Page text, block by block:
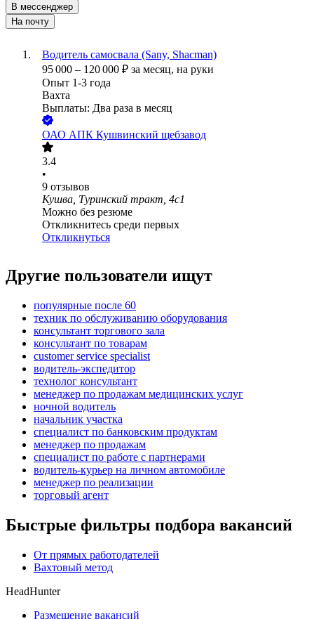
В мессенджер
На почту
Водитель самосвала (Sany, Shacman)
95 000 – 120 000 ₽ за месяц, на руки
Опыт 1-3 года
Вахта
Выплаты: Два раза в месяц
ОАО АПК Кушвинский щебзавод
3.4
•
9 отзывов
Кушва, Туринский тракт, 4с1
Можно без резюме
Откликнитесь среди первых
Откликнуться
Другие пользователи ищут
популярные после 60
техник по обслуживанию оборудования
консультант торгового зала
консультант по товарам
customer service specialist
водитель-экспедитор
технолог консультант
менеджер по продажам медицинских услуг
ночной водитель
начальник участка
специалист по банковским продуктам
менеджер по продажам
специалист по работе с партнерами
водитель-курьер на личном автомобиле
менеджер по реализации
торговый агент
Быстрые фильтры подбора вакансий
От прямых работодателей
Вахтовый метод
HeadHunter
Размещение вакансий